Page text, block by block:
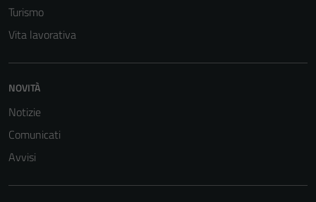
Turismo
Vita lavorativa
NOVITÀ
Notizie
Comunicati
Avvisi
personali.